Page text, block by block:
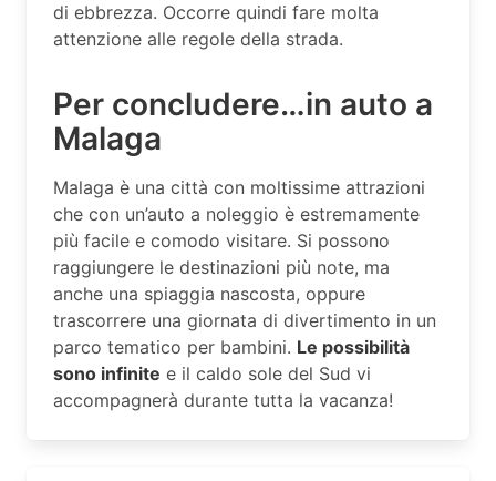
di ebbrezza. Occorre quindi fare molta
attenzione alle regole della strada.
Per concludere…in auto a
Malaga
Malaga è una città con moltissime attrazioni
che con un’auto a noleggio è estremamente
più facile e comodo visitare. Si possono
raggiungere le destinazioni più note, ma
anche una spiaggia nascosta, oppure
trascorrere una giornata di divertimento in un
parco tematico per bambini. Le possibilità
sono infinite e il caldo sole del Sud vi
accompagnerà durante tutta la vacanza!